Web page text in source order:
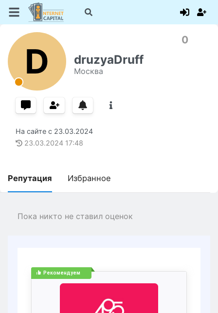
D druzyaDruff
Москва
0
На сайте с 23.03.2024
23.03.2024 17:48
Репутация Избранное
Пока никто не ставил оценок